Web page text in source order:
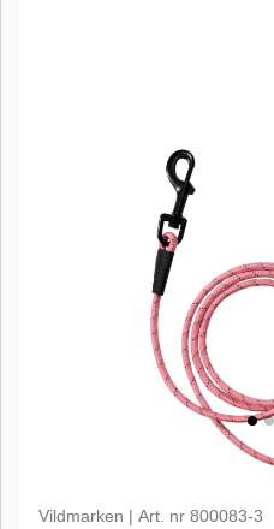
Vildmarken | Art. nr 800083-3